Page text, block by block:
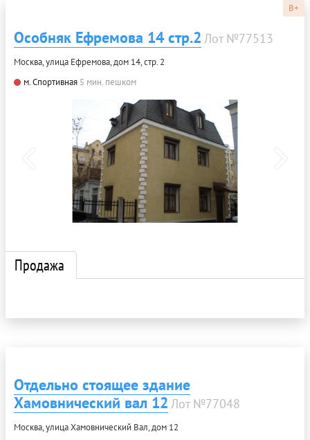
B+
Особняк Ефремова 14 стр.2 Лот №77513
Москва, улица Ефремова, дом 14, стр. 2
м. Спортивная 5 мин. пешком
Продажа
Отдельно стоящее здание
Хамовнический вал 12 Лот №77048
Москва, улица Хамовнический Вал, дом 12